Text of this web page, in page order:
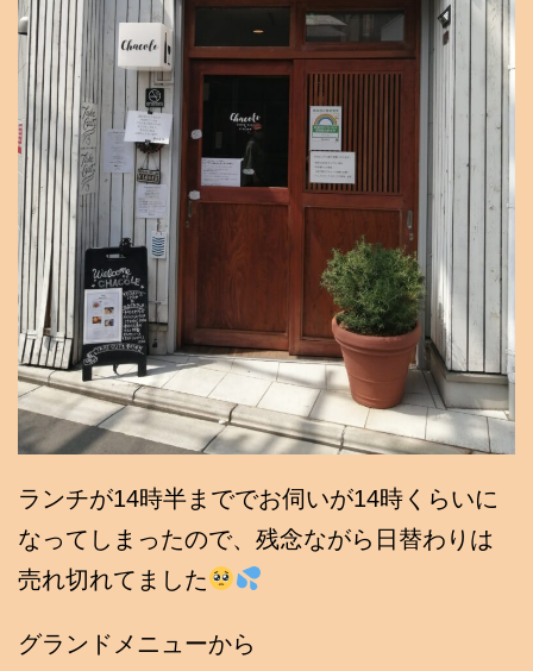
ランチが14時半まででお伺いが14時くらいに
なってしまったので、残念ながら日替わりは
売れ切れてました
グランドメニューから